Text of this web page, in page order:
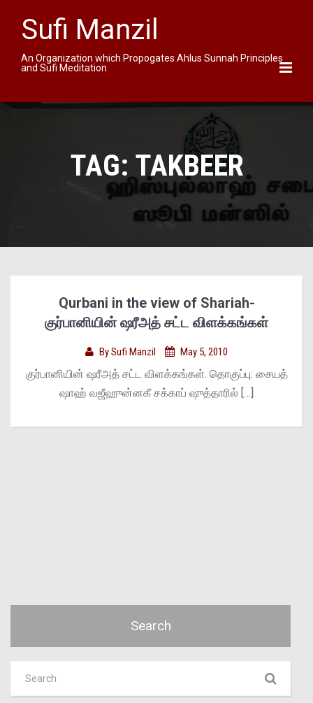
Sufi Manzil
An Organization which Propogates Ahlus Sunnah Principles
and Sufi Meditation
TAG: TAKBEER
Qurbani in the view of Shariah-
குர்பானியின் ஷரீஅத் சட்ட விளக்கங்கள்
BySufi Manzil May 5, 2010
குர்பானியின் ஷரீஅத் சட்ட விளக்கங்கள். தொகுப்பு: சையத்
ஷாஹ் வஜீஹுன்னகீ சக்காப் ஷுத்தாரில் […]
Search